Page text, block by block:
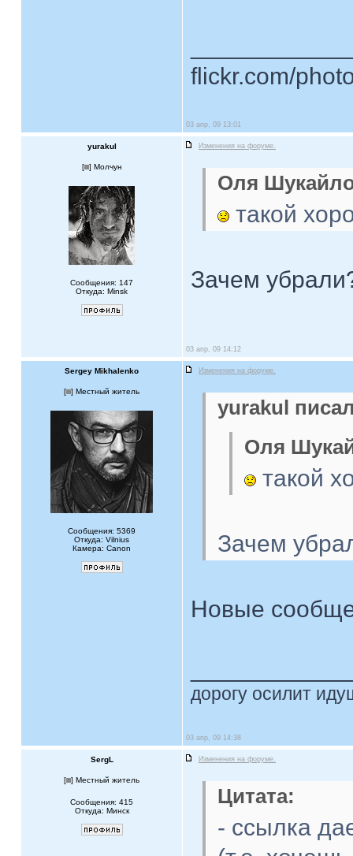
flickr.com/
03 апр, 09 13:01
yurakul Изменения на форуме.
[ ] Молчун
Сообщения: 147
Откуда: Minsk
Оля
такой
Зачем
03 апр, 09 14:12
Sergey Mikhalenko Изменения на форуме.
[ ] Местный житель
Сообщения: 5369
Откуда: Vilnius
Камера: Canon
yurakul
Оля
такой
Зачем
Новые
дорогу осилит
03 апр, 09 14:38
SergL Изменения на форуме.
[ ] Местный житель
Сообщения: 415
Откуда: Минск
Цитата:
- ссылка